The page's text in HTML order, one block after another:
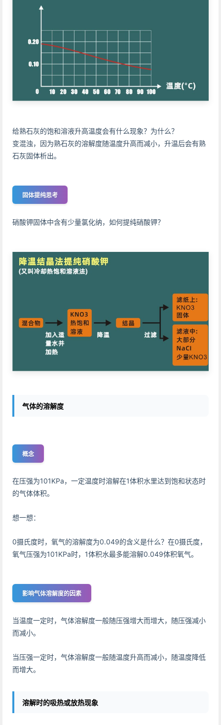
给熟石灰的饱和溶液升高温度会有什么现象？为什么？
变混浊，因为熟石灰的溶解度随温度升高而减小，升温后会有熟
石灰固体析出。
固体提纯思考
硝酸钾固体中含有少量氯化纳，如何提纯硝酸钾？
气体的溶解度
概念
在压强为101KPa，一定温度时溶解在1体积水里达到饱和状态时
的气体体积。
想一想：
0摄氏度时，氧气的溶解度为0.049的含义是什么？在0摄氏度，
氧气压强为101KPa时，1体积水最多能溶解0.049体积氧气。
影响气体溶解度的因素
当温度一定时，气体溶解度一般随压强增大而增大，随压强减小
而减小。
当压强一定时，气体溶解度一般随温度升高而减小，随温度降低
而增大。
溶解时的吸热或放热现象